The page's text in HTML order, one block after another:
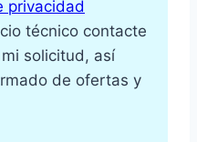
privacidad
técnico contacte
solicitud, así
de ofertas y